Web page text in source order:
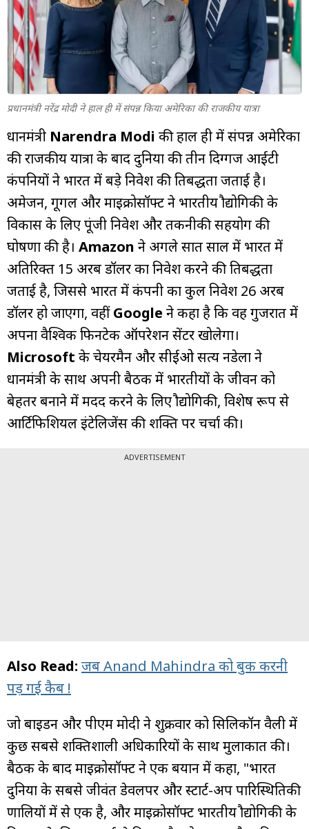
प्रधानमंत्री नरेंद्र मोदी ने हाल ही में संपन्न किया अमेरिका की राजकीय यात्रा
प्रधानमंत्री Narendra Modi की हाल ही में संपन्न अमेरिका
की राजकीय यात्रा के बाद दुनिया की तीन दिग्गज आईटी
कंपनियों ने भारत में बड़े निवेश की प्रतिबद्धता जताई है।
अमेजन, गूगल और माइक्रोसॉफ्ट ने भारतीय प्रौद्योगिकी के
विकास के लिए पूंजी निवेश और तकनीकी सहयोग की
घोषणा की है। Amazon ने अगले सात साल में भारत में
अतिरिक्त 15 अरब डॉलर का निवेश करने की प्रतिबद्धता
जताई है, जिससे भारत में कंपनी का कुल निवेश 26 अरब
डॉलर हो जाएगा, वहींGoogle ने कहा है कि वह गुजरात में
अपना वैश्विक फिनटेक ऑपरेशन सेंटर खोलेगा।
Microsoft के चेयरमैन और सीईओ सत्य नडेला ने
प्रधानमंत्री के साथ अपनी बैठक में भारतीयों के जीवन को
बेहतर बनाने में मदद करने के लिए प्रौद्योगिकी, विशेष रूप से
आर्टिफिशियल इंटेलिजेंस की शक्ति पर चर्चा की।
ADVERTISEMENT
Also Read: जब Anand Mahindra को बुक करनी
पड़ गई कैब !
जो बाइडन और पीएम मोदी ने शुक्रवार को सिलिकॉन वैली में
कुछ सबसे शक्तिशाली अधिकारियों के साथ मुलाकात की।
बैठक के बाद माइक्रोसॉफ्ट ने एक बयान में कहा, "भारत
दुनिया के सबसे जीवंत डेवलपर और स्टार्ट-अप पारिस्थितिकी
प्रणालियों में से एक है, और माइक्रोसॉफ्ट भारतीय प्रौद्योगिकी के